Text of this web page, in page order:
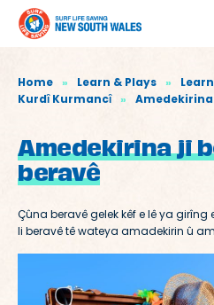
Home » Learn & Plays »
Kurdȋ Kurmancȋ »
Amedekirina ji
beravê
Çûna beravê gelek kêf e lê ya girîng
li beravê tê wateya amadekirin û